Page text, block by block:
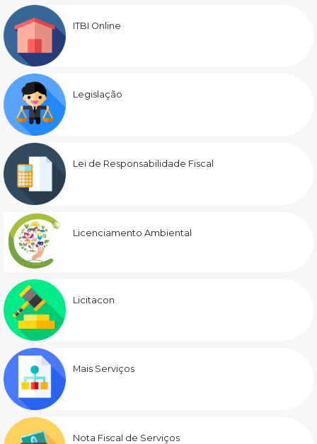
ITBI Online
Legislação
Lei de Responsabilidade Fiscal
Licenciamento Ambiental
Licitacon
Mais Serviços
Nota Fiscal de Serviços